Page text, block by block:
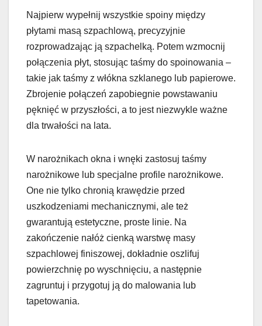
Najpierw wypełnij wszystkie spoiny między
płytami masą szpachlową, precyzyjnie
rozprowadzając ją szpachelką. Potem wzmocnij
połączenia płyt, stosując taśmy do spoinowania –
takie jak taśmy z włókna szklanego lub papierowe.
Zbrojenie połączeń zapobiegnie powstawaniu
pęknięć w przyszłości, a to jest niezwykle ważne
dla trwałości na lata.
W narożnikach okna i wnęki zastosuj taśmy
narożnikowe lub specjalne profile narożnikowe.
One nie tylko chronią krawędzie przed
uszkodzeniami mechanicznymi, ale też
gwarantują estetyczne, proste linie. Na
zakończenie nałóż cienką warstwę masy
szpachlowej finiszowej, dokładnie oszlifuj
powierzchnię po wyschnięciu, a następnie
zagruntuj i przygotuj ją do malowania lub
tapetowania.